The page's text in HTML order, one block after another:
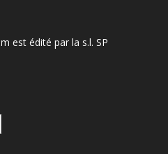
est édité par la s.l. SP